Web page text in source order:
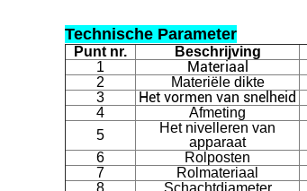
Technische Parameter
Punt nr. Beschrijving
1
Materiaal
2 Materiële dikte
3
Het vormen van snelheid
4 Afmeting
5
Het nivelleren van
apparaat
6
Rolposten
7
Rolmateriaal
8
Schachtdiameter